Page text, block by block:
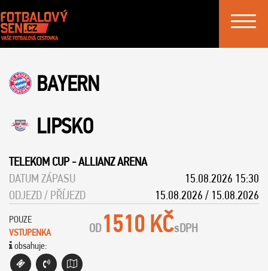
Toggle
BAYERN
LIPSKO
TELEKOM CUP-ALLIANZ ARENA
DATUM ZÁPASU
15.08.2026 15:30
ODJEZD / PŘÍJEZD
15.08.2026 / 15.08.2026
POUZE
VSTUPENKA
obsahuje:
OD 1510 KČsDPH